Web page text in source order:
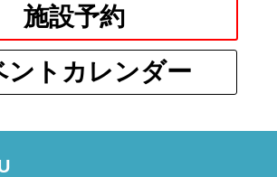
施設予約別
ウ
ィ
ン
ント カレンダー別
ウ
開